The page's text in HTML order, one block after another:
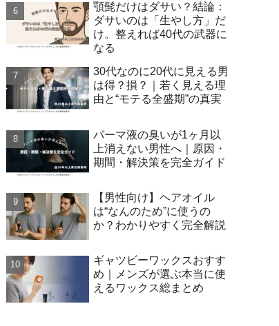
顎髭だけはダサい？結論：
ダサいのは「生やし方」だ
け。整えれば40代の武器に
なる
30代なのに20代に見える男
は得？損？｜若く見える理
由と“モテる全盛期”の真実
パーマ液の臭いが1ヶ月以
上消えない男性へ｜原因・
期間・解決策を完全ガイド
【男性向け】ヘアオイル
は“なんのため”に使うの
か？わかりやすく完全解説
ギャツビーワックスおすす
め｜メンズが選ぶ本当に使
えるワックス総まとめ